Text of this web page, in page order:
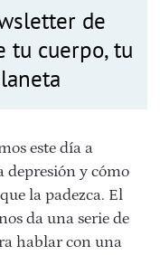
de
tu cuerpo, tu
este día a
depresión y cómo
la padezca. El
nos da una serie de
hablar con una